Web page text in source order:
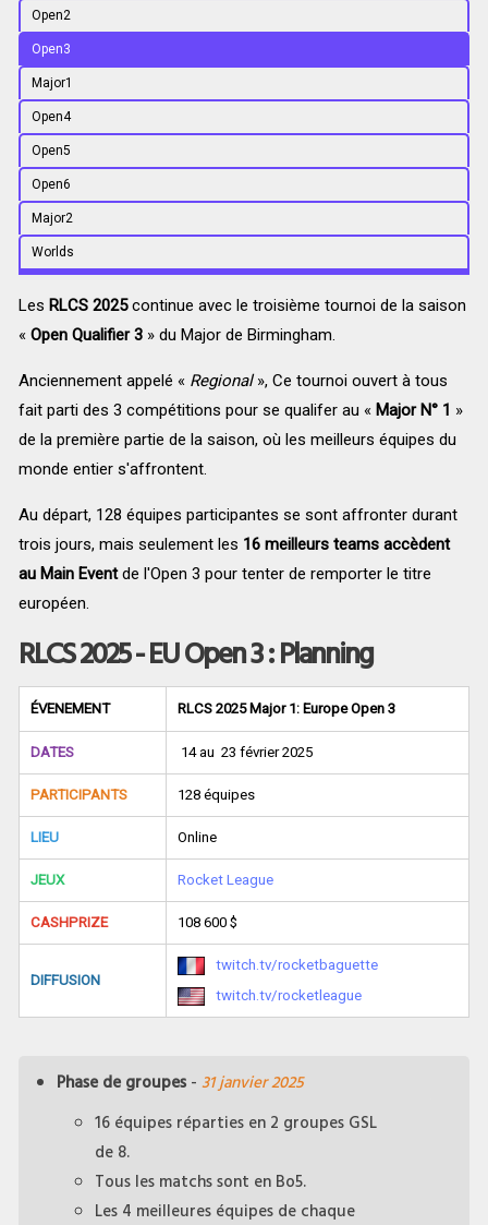
Open2
Open3
Major1
Open4
Open5
Open6
Major2
Worlds
Les RLCS 2025continue avec le troisième tournoi de la saison
«Open Qualifier 3» du Major de Birmingham.
Anciennement appelé « Regional», Ce tournoi ouvert à tous
fait parti des 3 compétitions pour se qualifer au « Major N° 1 »
de la première partie de la saison, où les meilleurs équipes du
monde entier s'affrontent.
Au départ, 128 équipes participantes se sont affronter durant
trois jours, mais seulement les 16 meilleurs teams accèdent
au Main Eventde l'Open 3 pour tenter de remporter le titre
européen.
RLCS 2025 - EU Open 3 :Planning
ÉVENEMENT RLCS 2025 Major 1: Europe Open 3
DATES 14 au 23 février 2025
PARTICIPANTS 128 équipes
LIEU Online
JEUX Rocket League
CASHPRIZE 108 600 $
DIFFUSION
twitch.tv/rocketbaguette
twitch.tv/rocketleague
Phase de groupes- 31 janvier 2025
16 équipes réparties en 2 groupes GSL
de 8.
Tous les matchs sont en Bo5.
Les 4 meilleureséquipes de chaque